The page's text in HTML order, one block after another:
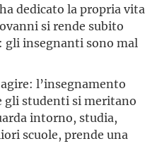
dedicato la propria vita
si rende subito
gli insegnanti sono mal
l’insegnamento
gli studenti si meritano
intorno, studia,
scuole, prende una